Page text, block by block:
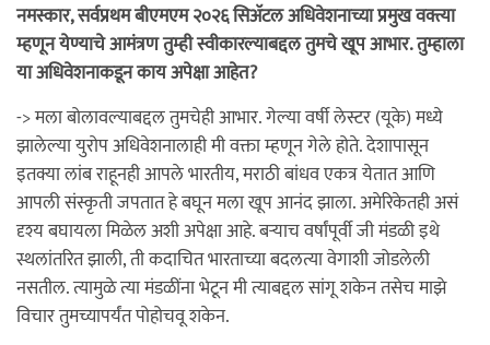
नमस्कार, सर्वप्रथम बीएमएम २०२६ सिअ‍ॅटल अधिवेशनाच्या प्रमुख वक्त्या
म्हणून येण्याचे आमंत्रण तुम्ही स्वीकारल्याबद्दल तुमचे खूप आभार. तुम्हाला
या अधिवेशनाकडून काय अपेक्षा आहेत?
-> मला बोलावल्याबद्दल तुमचेही आभार. गेल्या वर्षी लेस्टर (यूके) मध्ये
झालेल्या युरोप अधिवेशनालाही मी वक्ता म्हणून गेले होते. देशापासून
इतक्या लांब राहूनही आपले भारतीय, मराठी बांधव एकत्र येतात आणि
आपली संस्कृती जपतात हे बघून मला खूप आनंद झाला. अमेरिकेतही असं
दृश्य बघायला मिळेल अशी अपेक्षा आहे. बऱ्याच वर्षांपूर्वी जी मंडळी इथे
स्थलांतरित झाली, ती कदाचित भारताच्या बदलत्या वेगाशी जोडलेली
नसतील. त्यामुळे त्या मंडळींना भेटून मी त्याबद्दल सांगू शकेन तसेच माझे
विचार तुमच्यापर्यंत पोहोचवू शकेन.